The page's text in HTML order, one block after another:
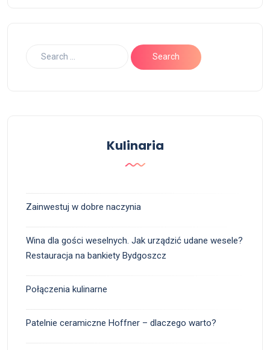
Kulinaria
Zainwestuj w dobre naczynia
Wina dla gości weselnych. Jak urządzić udane wesele?
Restauracja na bankiety Bydgoszcz
Połączenia kulinarne
Patelnie ceramiczne Hoffner – dlaczego warto?